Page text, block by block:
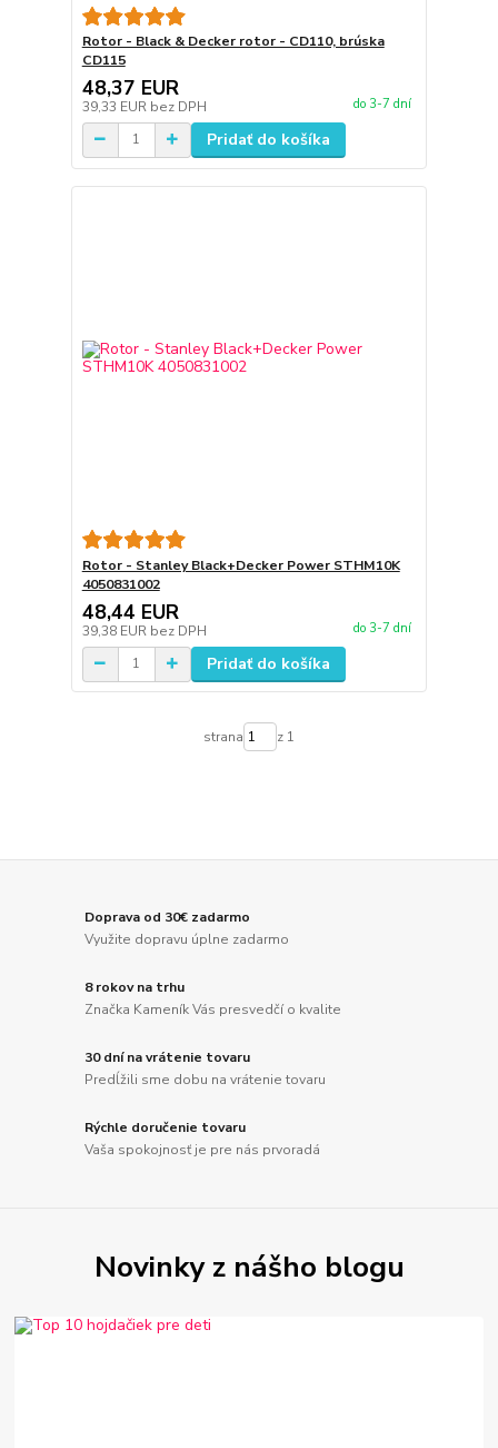
Rotor - Black & Decker rotor - CD110, brúska
CD115
48,37 EUR
39,33 EUR bez DPH do 3-7 dní
Pridať do košíka
Rotor - Stanley Black+Decker Power STHM10K
4050831002
48,44 EUR
39,38 EUR bez DPH do 3-7 dní
Pridať do košíka
strana z 1
Doprava od 30€ zadarmo
Využite dopravu úplne zadarmo
8 rokov na trhu
Značka Kameník Vás presvedčí o kvalite
30 dní na vrátenie tovaru
Predĺžili sme dobu na vrátenie tovaru
Rýchle doručenie tovaru
Vaša spokojnosť je pre nás prvoradá
Novinky z nášho blogu